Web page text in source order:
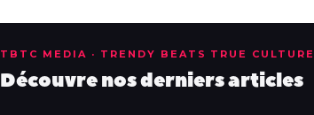
TBTC MEDIA · TRENDY BEATS TRUE CULTURE
Découvre nos derniers articles